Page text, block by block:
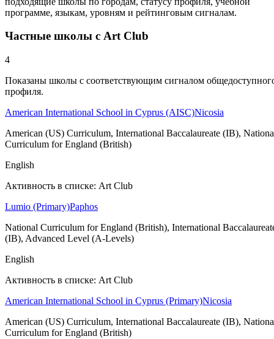
программе, языкам, уровням и рейтинговым сигналам.
Частные школы с Art Club
4
Показаны школы с соответствующим сигналом
профиля.
American International School in Cyprus (AISC)Nicosia
American (US) Curriculum, International Baccalaureate (IB),
Curriculum for England (British)
English
Активность в списке: Art Club
Lumio (Primary)Paphos
National Curriculum for England (British), International
(IB), Advanced Level (A-Levels)
English
Активность в списке: Art Club
American International School in Cyprus (Primary)Nicosia
American (US) Curriculum, International Baccalaureate (IB),
Curriculum for England (British)